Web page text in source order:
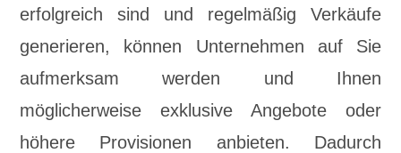
erfolgreich sind und regelmäßig Verkäufe
generieren, können Unternehmen auf Sie
aufmerksam werden und Ihnen
möglicherweise exklusive Angebote oder
höhere Provisionen anbieten. Dadurch